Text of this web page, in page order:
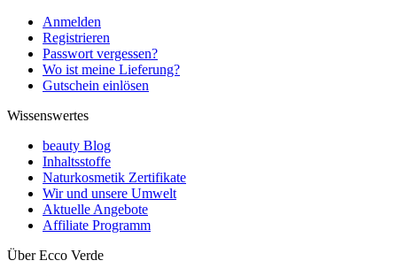
Anmelden
Registrieren
Passwort vergessen?
Wo ist meine Lieferung?
Gutschein einlösen
Wissenswertes
beauty Blog
Inhaltsstoffe
Naturkosmetik Zertifikate
Wir und unsere Umwelt
Aktuelle Angebote
Affiliate Programm
Über Ecco Verde